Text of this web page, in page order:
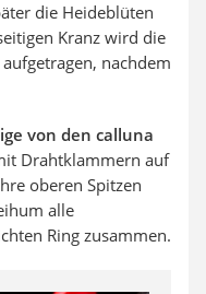
die Heideblüten
Kranz wird die
nachdem
von den calluna
Drahtklammern auf
oberen Spitzen
alle
Ring zusammen.